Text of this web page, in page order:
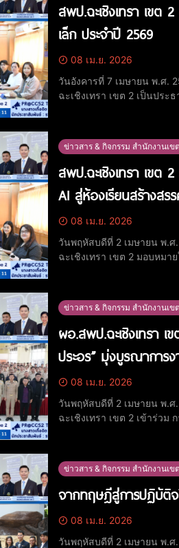
สพป.ฉะเชิงเทรา เขต
เล็ก ประจำปี 2569
08 เม.ย. 2026
วันอังคารที่ 7 เมษายน พ.ศ.
ฉะเชิงเทรา เขต 2 เป็นประ
ข่าวสาร & กิจกรรม สำนักงานเ
สพป.ฉะเชิงเทรา เข
AI สู่ห้องเรียนสร้างสร
08 เม.ย. 2026
วันพฤหัสบดีที่ 2 เมษายน พ.
ฉะเชิงเทรา เขต 2 มอบหม
ข่าวสาร & กิจกรรม สำนักงานเ
ผอ.สพป.ฉะเชิงเทรา
ประอร” มุ่งบูรณากา
08 เม.ย. 2026
วันพฤหัสบดีที่ 2 เมษายน พ.
ฉะเชิงเทรา เขต 2 เข้าร่ว
ข่าวสาร & กิจกรรม สำนักงานเ
จากทฤษฎีสู่การปฏิบัติจ
08 เม.ย. 2026
วันพฤหัสบดีที่ 2 เมษายน พ.